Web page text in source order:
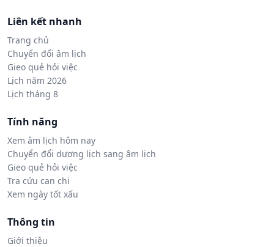
Liên kết nhanh
Trang chủ
Chuyển đổi âm lịch
Gieo quẻ hỏi việc
Lịch năm 2026
Lịch tháng 8
Tính năng
Xem âm lịch hôm nay
Chuyển đổi dương lịch sang âm lịch
Gieo quẻ hỏi việc
Tra cứu can chi
Xem ngày tốt xấu
Thông tin
Giới thiệu